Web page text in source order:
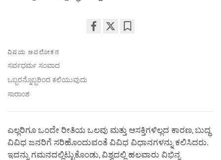
ವಿಷಯ ಅವಲೋಕನ
ಸರ್ವಧರ್ಮ ಸಂವಾದ
ಒಬ್ಬರನ್ನೊಬ್ಬರಿಂದ ಕಲಿಯುವುದು
ಸಾರಾಂಶ
ಎಲ್ಲರಿಗೂ ಒಂದೇ ರೀತಿಯ ಒಲವು ಮತ್ತು ಆಸಕ್ತಿಗಳಿಲ್ಲದ ಕಾರಣ, ಬುದ್ಧ
ವಿವಿಧ ಜನರಿಗೆ ಸರಿಹೊಂದುವಂತೆ ವಿವಿಧ ವಿಧಾನಗಳನ್ನು ಕಲಿಸಿದರು.
ಇದನ್ನು ಗಮನದಲ್ಲಿಟ್ಟುಕೊಂಡು, ವಿಶ್ವದಲ್ಲಿ ಹಲವಾರು ವಿಭಿನ್ನ